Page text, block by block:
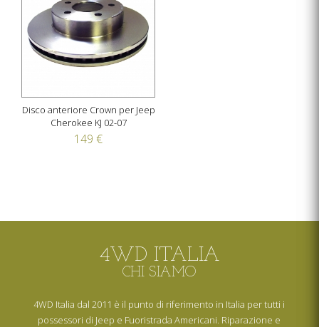
Disco anteriore Crown per Jeep
Cherokee KJ 02-07
149 €
4WD ITALIA
CHI SIAMO
4WD Italia dal 2011 è il punto di riferimento in Italia per tutti i
possessori di Jeep e Fuoristrada Americani. Riparazione e